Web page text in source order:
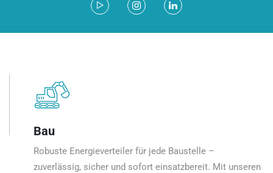
Bau
Robuste Energieverteiler für jede Baustelle –
zuverlässig, sicher und sofort einsatzbereit. Mit unseren